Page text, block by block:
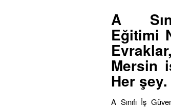
A
Eğitimi
Mersin
Her şey.
A Sınıfı İş